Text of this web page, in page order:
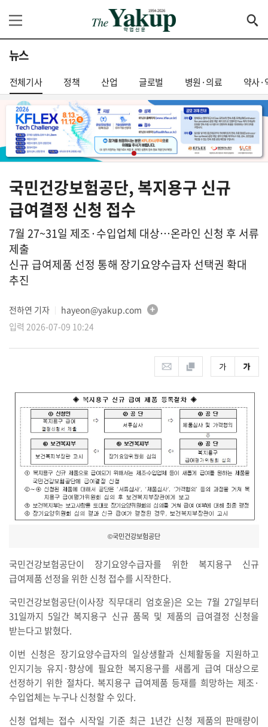
뉴스
전체기사 정책 산업 글로벌 병원·의료 약사·
국민건강보험공단, 복지용구 신규
급여결정 신청 접수
7월 27~31일 제조·수입업체 대상…온라인 신청 후 서류
제출
신규 급여제품 선정 통해 장기요양수급자 선택권 확대
추진
전하연 기자
hayeon@yakup.com
입력 2026-07-09 10:24
©국민건강보험공단
국민건강보험공단이 장기요양수급자를 위한 복지용구 신규
급여제품 선정을 위한 신청 접수를 시작한다.
국민건강보험공단(이사장 직무대리 엄호윤)은 오는 7월 27일부터
31일까지 5일간 복지용구 신규 품목 및 제품의 급여결정 신청을
받는다고 밝혔다.
이번 신청은 장기요양수급자의 일상생활과 신체활동을 지원하고
인지기능 유지·향상에 필요한 복지용구를 새롭게 급여 대상으로
선정하기 위한 절차다. 복지용구 급여제품 등재를 희망하는 제조·
수입업체는 누구나 신청할 수 있다.
신청 업체는 접수 시작일 기준 최근 1년간 신청 제품의 판매량이